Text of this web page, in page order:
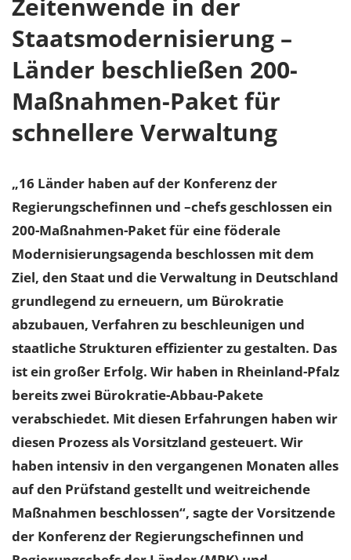
Zeitenwende in der
Staatsmodernisierung –
Länder beschließen 200-
Maßnahmen-Paket für
schnellere Verwaltung
„16 Länder haben auf der Konferenz der
Regierungschefinnen und –chefs geschlossen ein
200-Maßnahmen-Paket für eine föderale
Modernisierungsagenda beschlossen mit dem
Ziel, den Staat und die Verwaltung in Deutschland
grundlegend zu erneuern, um Bürokratie
abzubauen, Verfahren zu beschleunigen und
staatliche Strukturen effizienter zu gestalten. Das
ist ein großer Erfolg. Wir haben in Rheinland-Pfalz
bereits zwei Bürokratie-Abbau-Pakete
verabschiedet. Mit diesen Erfahrungen haben wir
diesen Prozess als Vorsitzland gesteuert. Wir
haben intensiv in den vergangenen Monaten alles
auf den Prüfstand gestellt und weitreichende
Maßnahmen beschlossen“, sagte der Vorsitzende
der Konferenz der Regierungschefinnen und